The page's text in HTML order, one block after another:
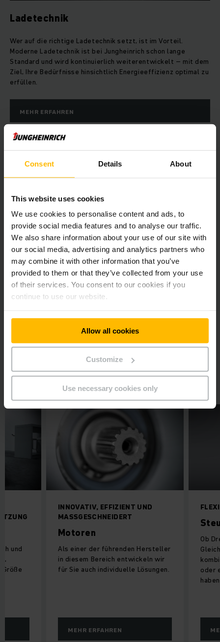
Consent Details About
This website uses cookies
We use cookies to personalise content and ads, to
provide social media features and to analyse our traffic.
We also share information about your use of our site with
our social media, advertising and analytics partners who
may combine it with other information that you’ve
provided to them or that they’ve collected from your use
of their services. You consent to our cookies if you
continue to use our website.
Allow all cookies
Customize
Use necessary cookies only
Ladetechnik
Wer auf die richtige Ladetechnik setzt, ist im Vorteil.
Moderne Ladetechnik ist bei Jungheinrich schon lange
Standard und wird kontinuierlich weiterentwickelt – mit dem
Ziel, Ihre Bedürfnisse hinsichtlich Energieeffizienz optimal zu
erfüllen.
MEHR ERFAHREN
EINFACH MIETEN STATT KAUFEN.
Batterien und Ladegeräte mieten
Rüsten Sie Ihre Staplerflotte einfach um und sichern Sie sich
unsere Lithium-Ionen-Batterien und Ladegeräte als voll
integrierte Mietlösung mit unserem Li-Ion Performance
unkompliziert die Performance Ihrer Elektrostapler.
MEHR ERFAHREN
Service & Komponenten
INNOVATIV, EFFIZIENT UND
MASSGESCHNEIDERT
Motoren
Als einer der führenden Hersteller
in diesem Bereich entwickeln wir
für Sie auch individuelle Lösungen.
MEHR ERFAHREN
Ob
oder
und